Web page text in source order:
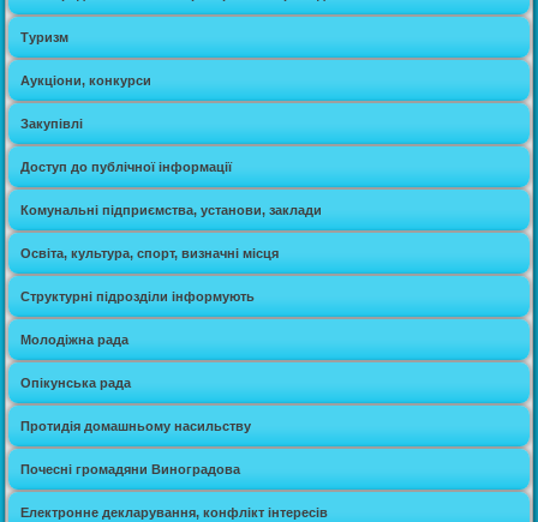
Туризм
Аукціони, конкурси
Закупівлі
Доступ до публічної інформації
Комунальні підприємства, установи, заклади
Освіта, культура, спорт, визначні місця
Структурні підрозділи інформують
Молодіжна рада
Опікунська рада
Протидія домашньому насильству
Почесні громадяни Виноградова
Електронне декларування, конфлікт інтересів